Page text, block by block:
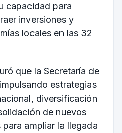
capacidad para
inversiones y
locales en las 32
que la Secretaría de
estrategias
diversificación
de nuevos
ampliar la llegada